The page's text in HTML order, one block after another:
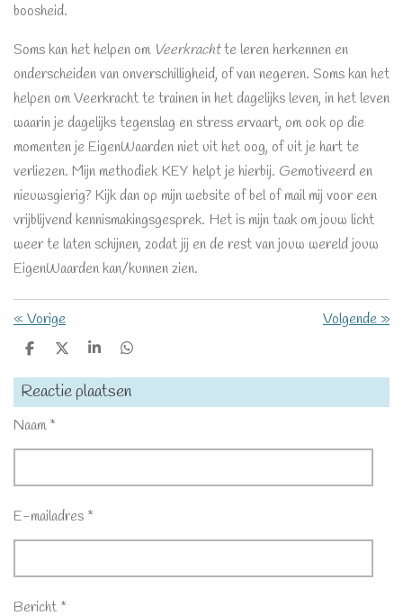
boosheid.
Soms kan het helpen om Veerkrachtte leren herkennen en
onderscheiden van onverschilligheid, of van negeren. Soms kan het
helpen om Veerkracht te trainen in het dagelijks leven, in het leven
waarin je dagelijks tegenslag en stress ervaart, om ook op die
momenten je EigenWaarden niet uit het oog, of uit je hart te
verliezen. Mijn methodiek KEY helpt je hierbij. Gemotiveerd en
nieuwsgierig? Kijk dan op mijn website of bel of mail mij voor een
vrijblijvend kennismakingsgesprek. Het is mijn taak om jouw licht
weer te laten schijnen, zodat jij en de rest van jouw wereld jouw
EigenWaarden kan/kunnen zien.
« Vorige Volgende»
D
l
e
n
D
e
l
S
a
r
e
D
l
e
n
Reactie plaatsen
Naam *
E-mailadres *
Bericht *